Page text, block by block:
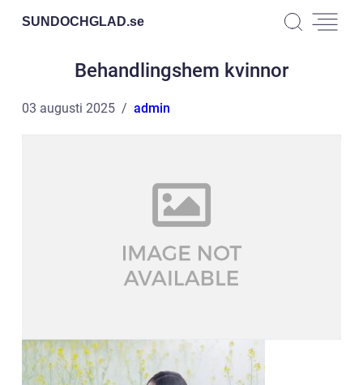
SUNDOCHGLAD.se
Behandlingshem kvinnor
03 augusti 2025 admin